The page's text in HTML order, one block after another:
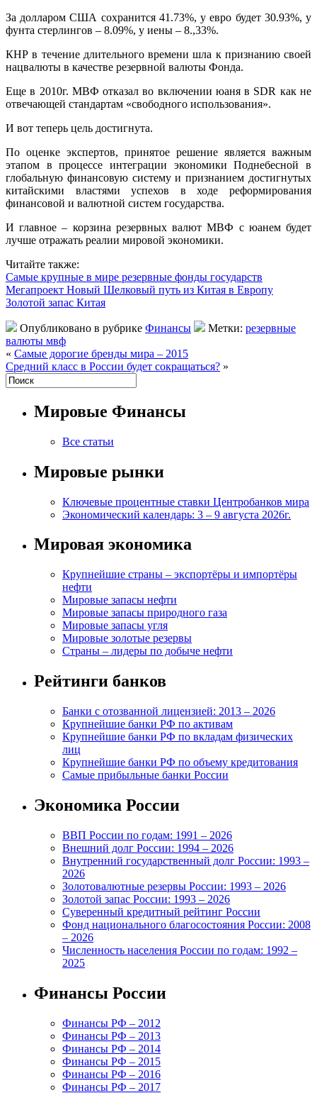
За долларом США сохранится 41.73%, у евро будет 30.93%, у
фунта стерлингов – 8.09%, у иены – 8.,33%.
КНР в течение длительного времени шла к признанию своей
нацвалюты в качестве резервной валюты Фонда.
Еще в 2010г. МВФ отказал во включении юаня в SDR как не
отвечающей стандартам «свободного использования».
И вот теперь цель достигнута.
По оценке экспертов, принятое решение является важным
этапом в процессе интеграции экономики Поднебесной в
глобальную финансовую систему и признанием достигнутых
китайскими властями успехов в ходе реформирования
финансовой и валютной систем государства.
И главное – корзина резервных валют МВФ с юанем будет
лучше отражать реалии мировой экономики.
Читайте также:
Самые крупные в мире резервные фонды государств
Мегапроект Новый Шелковый путь из Китая в Европу
Золотой запас Китая
Опубликовано в рубрике Финансы Метки: резервные
валюты мвф
« Самые дорогие бренды мира – 2015
Средний класс в России будет сокращаться? »
Мировые Финансы
Все статьи
Мировые рынки
Ключевые процентные ставки Центробанков мира
Экономический календарь: 3 – 9 августа 2026г.
Мировая экономика
Крупнейшие страны – экспортёры и импортёры
нефти
Мировые запасы нефти
Мировые запасы природного газа
Мировые запасы угля
Мировые золотые резервы
Страны – лидеры по добыче нефти
Рейтинги банков
Банки с отозванной лицензией: 2013 – 2026
Крупнейшие банки РФ по активам
Крупнейшие банки РФ по вкладам физических
лиц
Крупнейшие банки РФ по объему кредитования
Самые прибыльные банки России
Экономика России
ВВП России по годам: 1991 – 2026
Внешний долг России: 1994 – 2026
Внутренний государственный долг России: 1993 –
2026
Золотовалютные резервы России: 1993 – 2026
Золотой запас России: 1993 – 2026
Суверенный кредитный рейтинг России
Фонд национального благосостояния России: 2008
– 2026
Численность населения России по годам: 1992 –
2025
Финансы России
Финансы РФ – 2012
Финансы РФ – 2013
Финансы РФ – 2014
Финансы РФ – 2015
Финансы РФ – 2016
Финансы РФ – 2017